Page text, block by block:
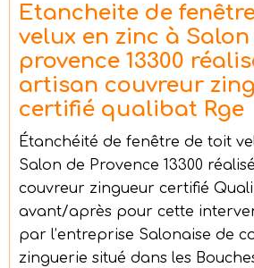
Etancheite de
velux en zinc à
provence 13300
artisan couvreur
certifié qualibat Rge
Étanchéité de fenêtre de toit
Salon de Provence 13300
couvreur zingueur certifié
avant/après pour cette
par l’entreprise Salonaise de
zinguerie situé dans les